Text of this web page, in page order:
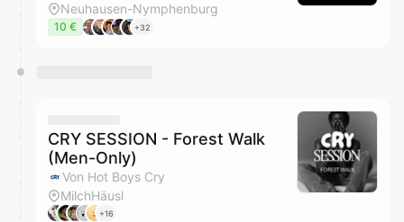
Neuhausen-Nymphenburg
10 € +32
CRY SESSION - Forest Walk
(Men-Only)
Von Hot Boys Cry
MilchHäusl
+16